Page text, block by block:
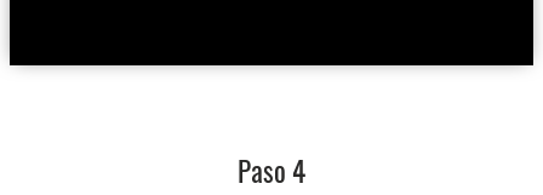
Paso 4